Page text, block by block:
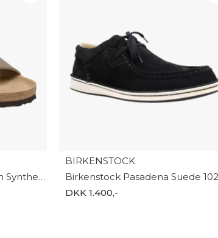
Birkenstock Arizona Vegan Synthetics 1025779
BIRKENSTOCK
DKK 1.400,-